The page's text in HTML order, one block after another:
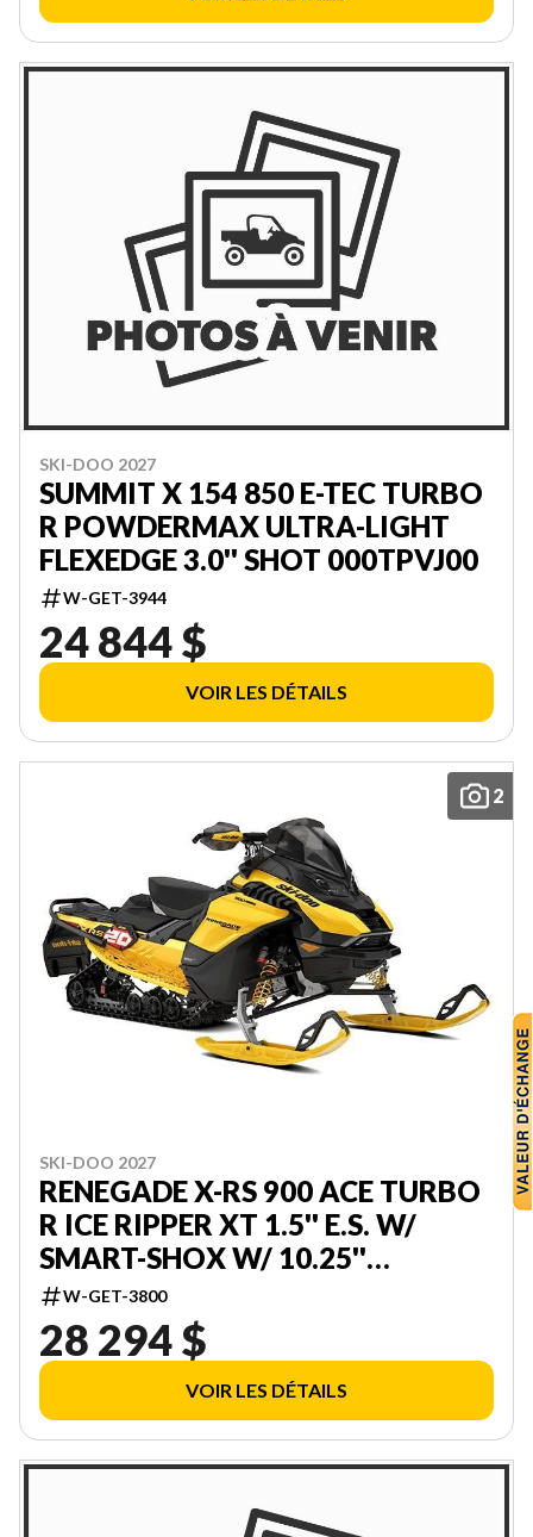
SKI-DOO 2027
SUMMIT X 154 850 E-TEC TURBO
R POWDERMAX ULTRA-LIGHT
FLEXEDGE 3.0'' SHOT 000TPVJ00
W-GET-3944
24 844 $
VOIR LES DÉTAILS
2
SKI-DOO 2027
RENEGADE X-RS 900 ACE TURBO
R ICE RIPPER XT 1.5'' E.S. W/
SMART-SHOX W/ 10.25''
TOUCHSCREEN 000DAVW00
W-GET-3800
28 294 $
VOIR LES DÉTAILS